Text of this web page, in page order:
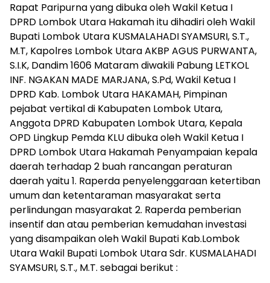
Rapat Paripurna yang dibuka oleh Wakil Ketua I
DPRD Lombok Utara Hakamah itu dihadiri oleh Wakil
Bupati Lombok Utara KUSMALAHADI SYAMSURI, S.T.,
M.T, Kapolres Lombok Utara AKBP AGUS PURWANTA,
S.I.K, Dandim 1606 Mataram diwakili Pabung LETKOL
INF. NGAKAN MADE MARJANA, S.Pd, Wakil Ketua I
DPRD Kab. Lombok Utara HAKAMAH, Pimpinan
pejabat vertikal di Kabupaten Lombok Utara,
Anggota DPRD Kabupaten Lombok Utara, Kepala
OPD Lingkup Pemda KLU dibuka oleh Wakil Ketua I
DPRD Lombok Utara Hakamah Penyampaian kepala
daerah terhadap 2 buah rancangan peraturan
daerah yaitu 1. Raperda penyelenggaraan ketertiban
umum dan ketentaraman masyarakat serta
perlindungan masyarakat 2. Raperda pemberian
insentif dan atau pemberian kemudahan investasi
yang disampaikan oleh Wakil Bupati Kab.Lombok
Utara Wakil Bupati Lombok Utara Sdr. KUSMALAHADI
SYAMSURI, S.T., M.T. sebagai berikut :